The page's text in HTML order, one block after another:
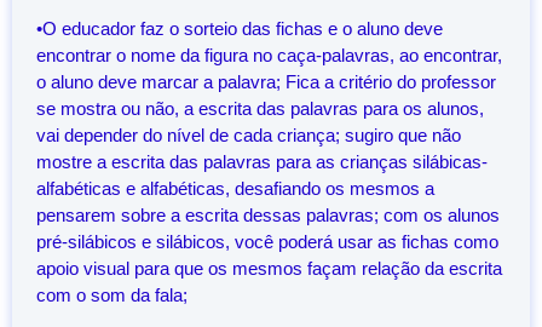
•O educador faz o sorteio das fichas e o aluno deve
encontrar o nome da figura no caça-palavras, ao encontrar,
o aluno deve marcar a palavra; Fica a critério do professor
se mostra ou não, a escrita das palavras para os alunos,
vai depender do nível de cada criança; sugiro que não
mostre a escrita das palavras para as crianças silábicas-
alfabéticas e alfabéticas, desafiando os mesmos a
pensarem sobre a escrita dessas palavras; com os alunos
pré-silábicos e silábicos, você poderá usar as fichas como
apoio visual para que os mesmos façam relação da escrita
com o som da fala;